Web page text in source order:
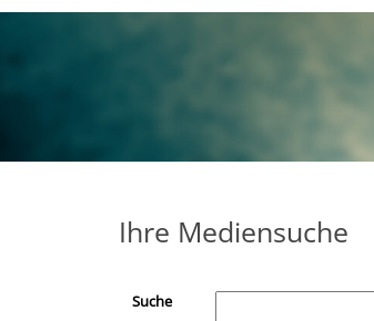
Ihre Mediensuche
Suche